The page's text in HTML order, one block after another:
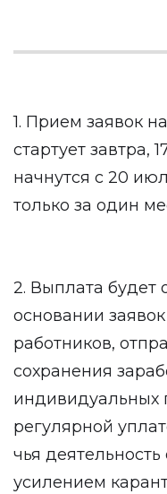
1. Прием заявок
стартует завтра,
начнутся с 20
только за один
2. Выплата будет
основании
работников,
сохранения
индивидуальных
регулярной
чья
усилением